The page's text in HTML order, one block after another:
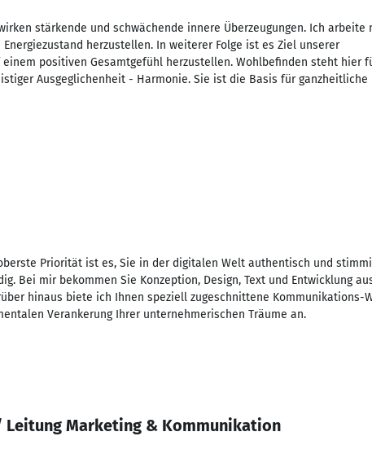
stärkende und schwächende innere Überzeugungen. Ich arbeite
herzustellen. In weiterer Folge ist es Ziel unserer
positiven Gesamtgefühl herzustellen. Wohlbefinden steht hier
Ausgeglichenheit - Harmonie. Sie ist die Basis für ganzheitliche
Priorität ist es, Sie in der digitalen Welt authentisch und
Bei mir bekommen Sie Konzeption, Design, Text und Entwicklung
hinaus biete ich Ihnen speziell zugeschnittene Kommunikations-
Verankerung Ihrer unternehmerischen Träume an.
Marketing & Kommunikation